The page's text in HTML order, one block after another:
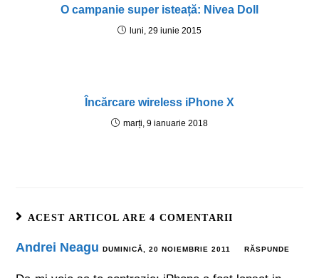
O campanie super isteață: Nivea Doll
luni, 29 iunie 2015
Încărcare wireless iPhone X
marți, 9 ianuarie 2018
ACEST ARTICOL ARE 4 COMENTARII
Andrei Neagu DUMINICĂ, 20 NOIEMBRIE 2011 RĂSPUNDE